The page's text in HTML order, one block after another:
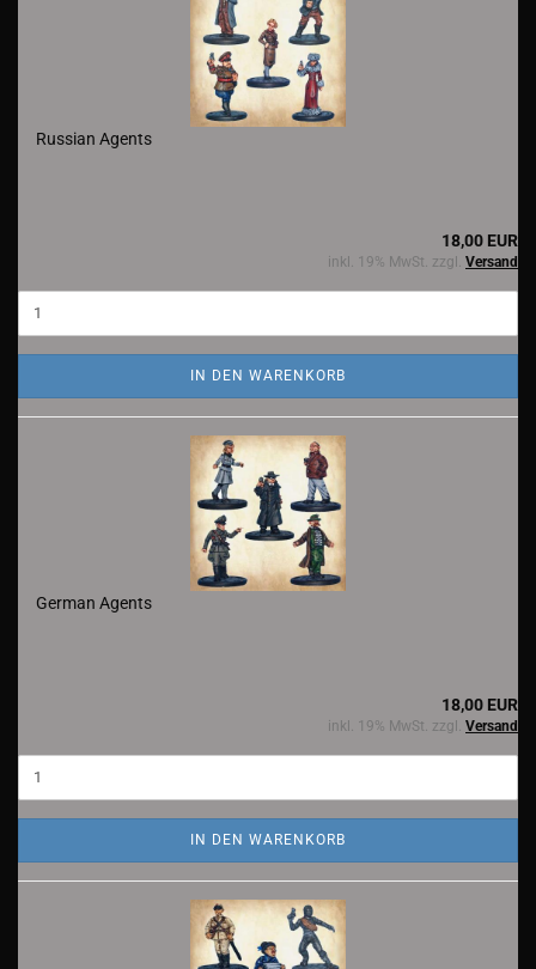
Russian Agents
18,00 EUR
inkl. 19% MwSt. zzgl. Versand
IN DEN WARENKORB
German Agents
18,00 EUR
inkl. 19% MwSt. zzgl. Versand
IN DEN WARENKORB